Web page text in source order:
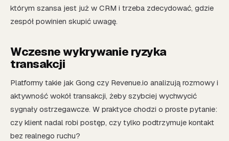
którym szansa jest już w CRM i trzeba zdecydować, gdzie
zespół powinien skupić uwagę.
Wczesne wykrywanie ryzyka
transakcji
Platformy takie jak Gong czy Revenue.io analizują rozmowy i
aktywność wokół transakcji, żeby szybciej wychwycić
sygnały ostrzegawcze. W praktyce chodzi o proste pytanie:
czy klient nadal robi postęp, czy tylko podtrzymuje kontakt
bez realnego ruchu?